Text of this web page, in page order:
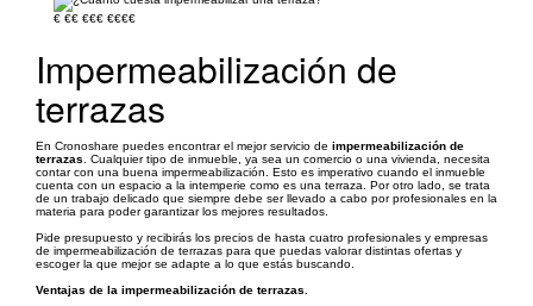
€ €€ €€€ €€€€
Impermeabilización de
terrazas
En Cronoshare puedes encontrar el mejor servicio de impermeabilización de
terrazas . Cualquier tipo de inmueble, ya sea un comercio o una vivienda, necesita
contar con una buena impermeabilización. Esto es imperativo cuando el inmueble
cuenta con un espacio a la intemperie como es una terraza. Por otro lado, se trata
de un trabajo delicado que siempre debe ser llevado a cabo por profesionales en la
materia para poder garantizar los mejores resultados.
Pide presupuesto y recibirás los precios de hasta cuatro profesionales y empresas
de impermeabilización de terrazas para que puedas valorar distintas ofertas y
escoger la que mejor se adapte a lo que estás buscando.
Ventajas de la impermeabilización de terrazas.